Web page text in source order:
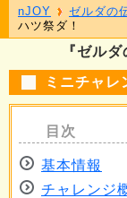
『ゼル
ミニチャレ
基本情報
チャレンジ
nJOY ゼルダの
ハツ祭ダ！